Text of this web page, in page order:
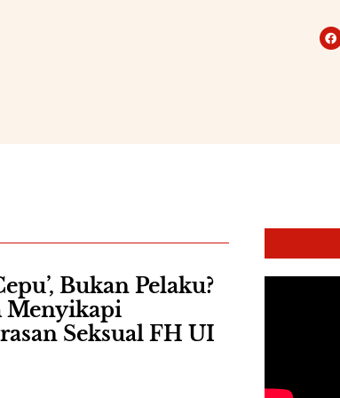
Bukan Pelaku?
Menyikapi
Seksual FH UI